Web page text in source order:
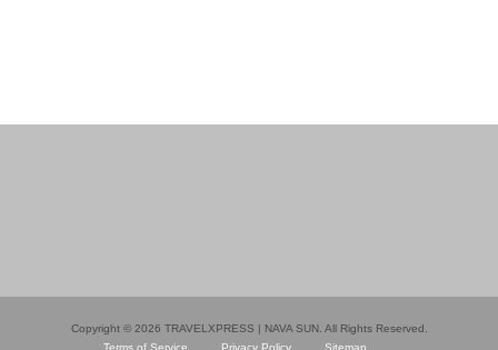
Copyright © 2026 TRAVELXPRESS | NAVA SUN. All Rights Reserved.